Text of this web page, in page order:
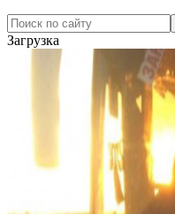
Загрузка